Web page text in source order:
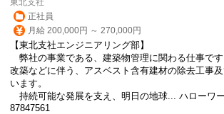
東北支社
正社員
月給 200,000円 ～ 270,000円
【東北支社エンジニアリング部】
弊社の事業である、建築物管理に関わる仕事で
改築などに伴う、アスベスト含有建材の除去工事
います。
持続可能な発展を支え、明日の地球... ハローワ
87847561